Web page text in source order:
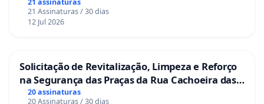
21 assinaturas
21 Assinaturas / 30 dias
12 Jul 2026
Solicitação de Revitalização, Limpeza e Reforço
na Segurança das Praças da Rua Cachoeira das
Sete Ilhas
20 assinaturas
20 Assinaturas / 30 dias